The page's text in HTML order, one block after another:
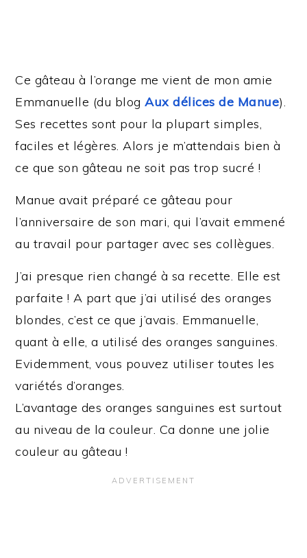
Ce gâteau à l’orange me vient de mon amie
Emmanuelle (du blogAux délices de Manue).
Ses recettes sont pour la plupart simples,
faciles et légères. Alors je m’attendais bien à
ce que son gâteau ne soit pas trop sucré !
Manue avait préparé ce gâteau pour
l’anniversaire de son mari, qui l’avait emmené
au travail pour partager avec ses collègues.
J’ai presque rien changé à sa recette. Elle est
parfaite ! A part que j’ai utilisé des oranges
blondes, c’est ce que j’avais. Emmanuelle,
quant à elle, a utilisé des oranges sanguines.
Evidemment, vous pouvez utiliser toutes les
variétés d’oranges.
L’avantage des oranges sanguines est surtout
au niveau de la couleur. Ca donne une jolie
couleur au gâteau !